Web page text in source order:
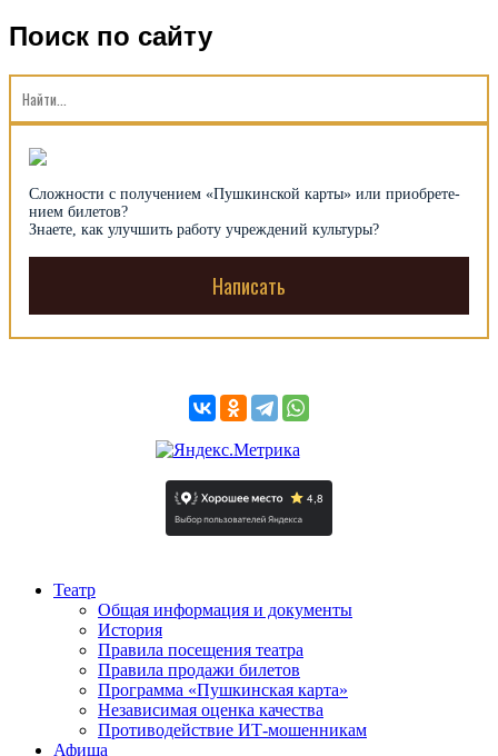
Поиск по сайту
Сложности с получением «Пуш­кин­ской карты» или при­об­рете­
нием билетов?
Знаете, как улуч­шить рабо­ту уч­ре­ждений культуры?
Написать
Театр
Общая информация и документы
История
Правила посещения театра
Правила продажи билетов
Программа «Пушкинская карта»
Независимая оценка качества
Противодействие ИТ-мошенникам
Афиша